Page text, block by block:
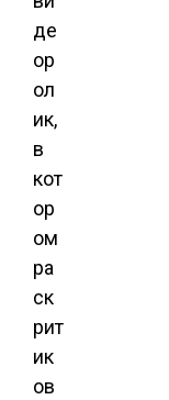
де
ор
ол
ик,
в
кот
ор
ом
ра
ск
рит
ик
ов